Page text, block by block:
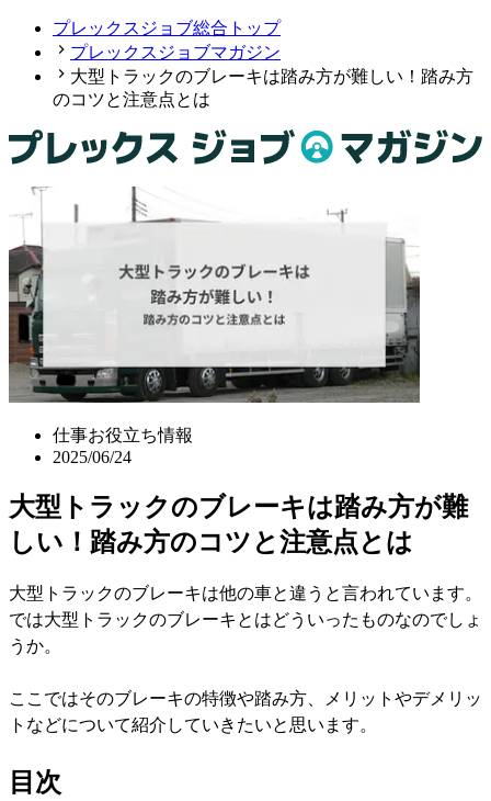
プレックスジョブ総合トップ
プレックスジョブマガジン
大型トラックのブレーキは踏み方が難しい！踏み方
のコツと注意点とは
仕事お役立ち情報
2025/06/24
大型トラックのブレーキは踏み方が難
しい！踏み方のコツと注意点とは
大型トラックのブレーキは他の車と違うと言われています。
では大型トラックのブレーキとはどういったものなのでしょ
うか。
ここではそのブレーキの特徴や踏み方、メリットやデメリッ
トなどについて紹介していきたいと思います。
目次